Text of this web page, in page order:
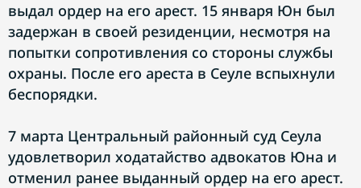
выдал ордер на его арест. 15 января Юн был
задержан в своей резиденции, несмотря на
попытки сопротивления со стороны службы
охраны. После его ареста в Сеуле вспыхнули
беспорядки.
7 марта Центральный районный суд Сеула
удовлетворил ходатайство адвокатов Юна и
отменил ранее выданный ордер на его арест.